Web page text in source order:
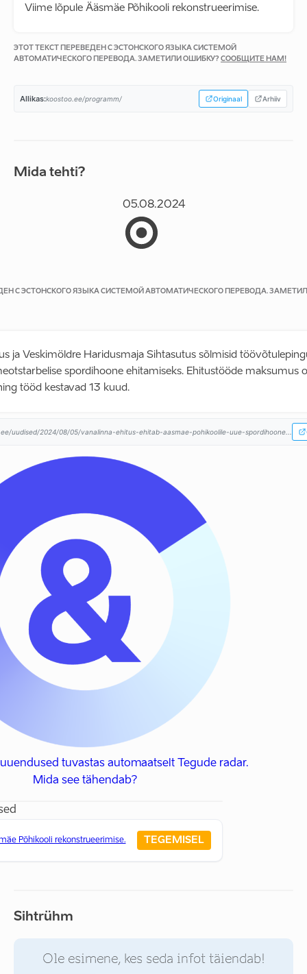
Viime lõpule Ääsmäe Põhikooli rekonstrueerimise.
ЭТОТ ТЕКСТ ПЕРЕВЕДЕН С ЭСТОНСКОГО ЯЗЫКА СИСТЕМОЙ
АВТОМАТИЧЕСКОГО ПЕРЕВОДА. ЗАМЕТИЛИ ОШИБКУ? СООБЩИТЕ НАМ!
Allikas:koostoo.ee/programm/ Originaal Arhiiv
Mida tehti?
05.08.2024
С ЭСТОНСКОГО ЯЗЫКА СИСТЕМОЙ АВТОМАТИЧЕСКОГО ПЕРЕВОДА.
ja Veskimöldre Haridusmaja Sihtasutus sõlmisid
spordihoone ehitamiseks. Ehitustööde maksumus
tööd kestavad 13 kuud.
uudised/2024/08/05/vanalinna-ehitus-ehitab-aasmae-pohikoolile-uue-spordihoone...
tuvastas automaatselt Tegude radar.
Mida see tähendab?
Põhikooli rekonstrueerimise. TEGEMISEL
Sihtrühm
Ole esimene, kes seda infot täiendab!